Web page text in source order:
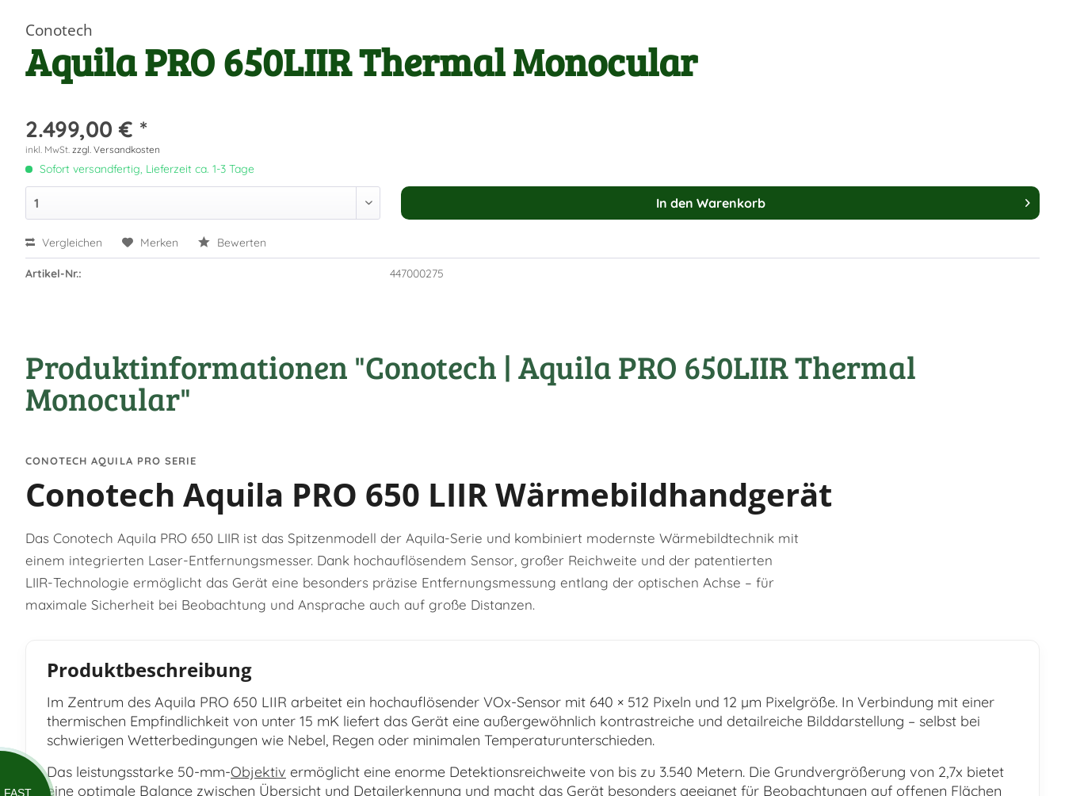
FAST
Conotech
Aquila PRO 650LIIR Thermal Monocular
2.499,00 € *
inkl. MwSt. zzgl. Versandkosten
Sofort versandfertig, Lieferzeit ca. 1-3 Tage
In den Warenkorb
Vergleichen Merken Bewerten
Artikel-Nr.: 447000275
Produktinformationen "Conotech | Aquila PRO 650LIIR Thermal
Monocular"
CONOTECH AQUILA PRO SERIE
Conotech Aquila PRO 650 LIIR Wärmebildhandgerät
Das Conotech Aquila PRO 650 LIIR ist das Spitzenmodell der Aquila-Serie und kombiniert modernste Wärmebildtechnik mit
einem integrierten Laser-Entfernungsmesser. Dank hochauflösendem Sensor, großer Reichweite und der patentierten
LIIR-Technologie ermöglicht das Gerät eine besonders präzise Entfernungsmessung entlang der optischen Achse – für
maximale Sicherheit bei Beobachtung und Ansprache auch auf große Distanzen.
Produktbeschreibung
Im Zentrum des Aquila PRO 650 LIIR arbeitet ein hochauflösender VOx-Sensor mit 640 × 512 Pixeln und 12 µm Pixelgröße. In Verbindung mit einer
thermischen Empfindlichkeit von unter 15 mK liefert das Gerät eine außergewöhnlich kontrastreiche und detailreiche Bilddarstellung – selbst bei
schwierigen Wetterbedingungen wie Nebel, Regen oder minimalen Temperaturunterschieden.
Das leistungsstarke 50-mm-Objektiv ermöglicht eine enorme Detektionsreichweite von bis zu 3.540 Metern. Die Grundvergrößerung von 2,7x bietet
eine optimale Balance zwischen Übersicht und Detailerkennung und macht das Gerät besonders geeignet für Beobachtungen auf offenen Flächen